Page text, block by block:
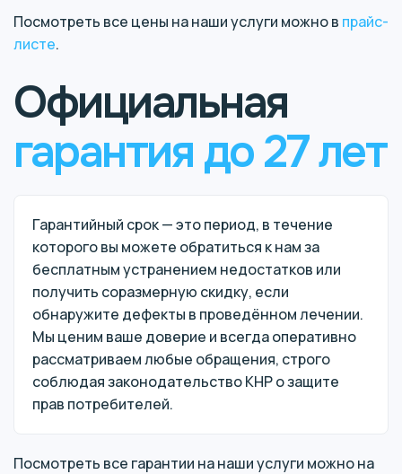
Посмотреть все цены на наши услуги можно в прайс-
листе.
Официальная
гарантия до 27 лет
Гарантийный срок — это период, в течение
которого вы можете обратиться к нам за
бесплатным устранением недостатков или
получить соразмерную скидку, если
обнаружите дефекты в проведённом лечении.
Мы ценим ваше доверие и всегда оперативно
рассматриваем любые обращения, строго
соблюдая законодательство КНР о защите
прав потребителей.
Посмотреть все гарантии на наши услуги можно на